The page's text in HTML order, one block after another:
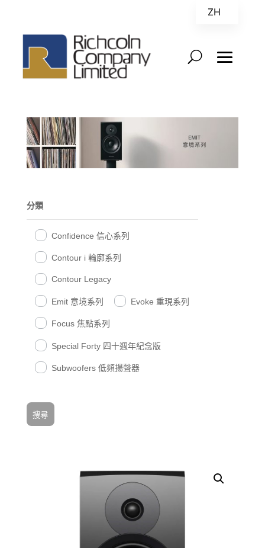
分類
Confidence 信心系列
Contour i 輪廓系列
Contour Legacy
Emit 意境系列 Evoke 重現系列
Focus 焦點系列
Special Forty 四十週年紀念版
Subwoofers 低頻揚聲器
搜尋
ZH